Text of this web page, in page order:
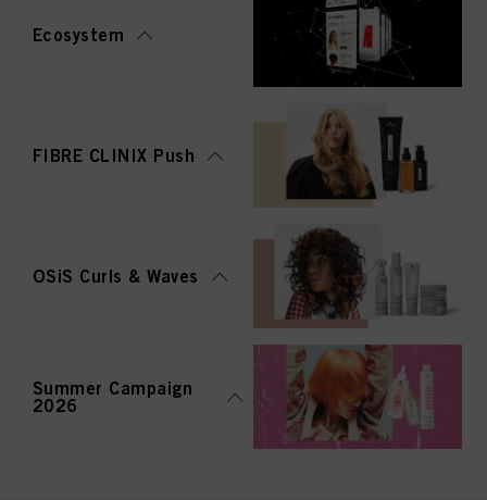
Ecosystem
FIBRE CLINIX Push
OSiS Curls & Waves
Summer Campaign
2026